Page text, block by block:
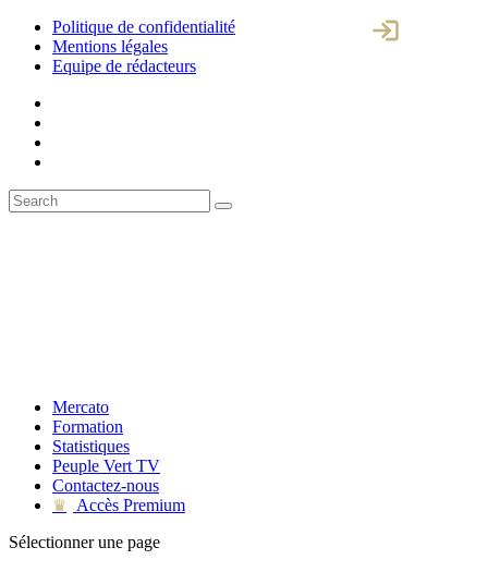
Politique de confidentialité
Mentions légales
Equipe de rédacteurs
Mercato
Formation
Statistiques
Peuple Vert TV
Contactez-nous
♛
Accès Premium
Sélectionner une page